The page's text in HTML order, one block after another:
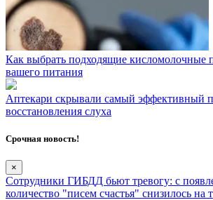
Как выбрать подходящие кисломолочные
вашего питания
Аптекари скрывали самый эффективный
восстановления слуха
Срочная новость!
×
Сотрудники ГИБДД бьют тревогу: с
количество "писем счастья" снизилось на